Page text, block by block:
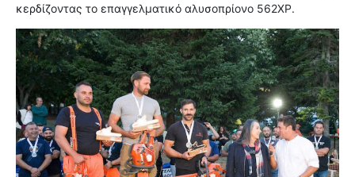
κερδίζοντας το επαγγελματικό αλυσοπρίονο 562XP.